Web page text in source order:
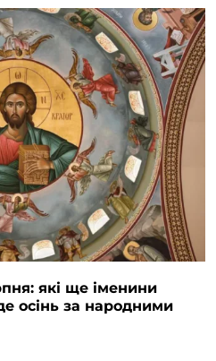
які ще іменини
осінь за народними